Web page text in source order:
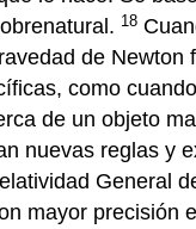
18
de Newton
como
de un objeto
nuevas reglas y
General
mayor precisión el